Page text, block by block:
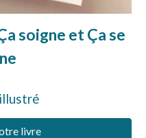
soigne et Ça se
livre